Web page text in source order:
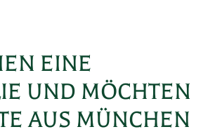
EINE
UND MÖCHTEN
AUS MÜNCHEN